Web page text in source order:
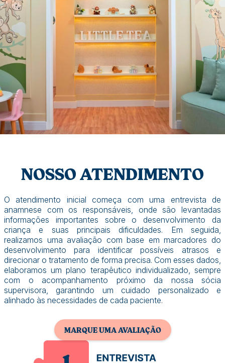
NOSSO ATENDIMENTO
O atendimento inicial começa com uma entrevista de
anamnese com os responsáveis, onde são levantadas
informações importantes sobre o desenvolvimento da
criança e suas principais dificuldades. Em seguida,
realizamos uma avaliação com base em marcadores do
desenvolvimento para identificar possíveis atrasos e
direcionar o tratamento de forma precisa. Com esses dados,
elaboramos um plano terapêutico individualizado, sempre
com o acompanhamento próximo da nossa sócia
supervisora, garantindo um cuidado personalizado e
alinhado às necessidades de cada paciente.
MARQUE UMA AVALIAÇÃO